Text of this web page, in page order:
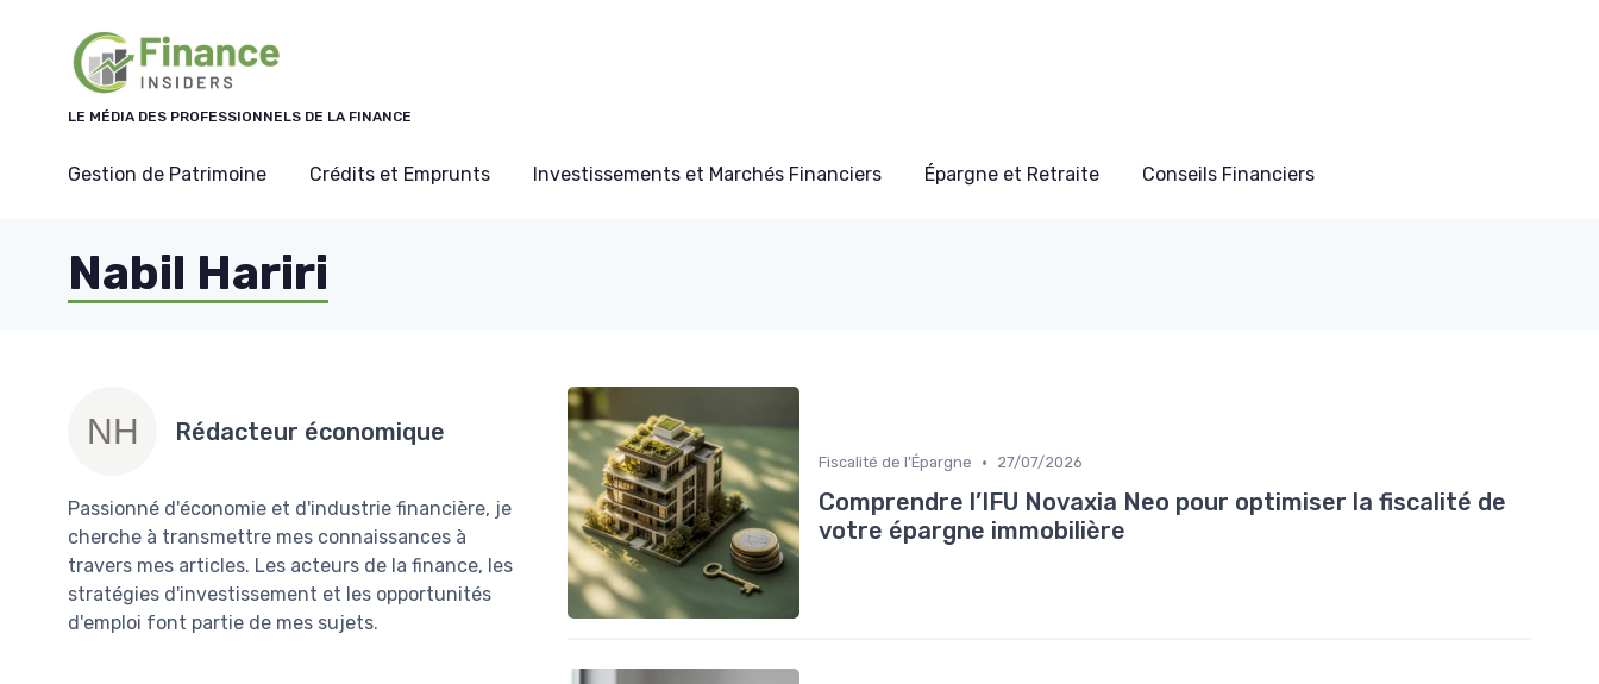
LE MÉDIA DES PROFESSIONNELS DE LA FINANCE
Gestion de Patrimoine Crédits et Emprunts Investissements et Marchés Financiers Épargne et Retraite Conseils Financiers
Nabil Hariri
Rédacteur économique
Passionné d'économie et d'industrie financière, je
cherche à transmettre mes connaissances à
travers mes articles. Les acteurs de la finance, les
stratégies d'investissement et les opportunités
d'emploi font partie de mes sujets.
Fiscalité de l'Épargne • 27/07/2026
Comprendre l’IFU Novaxia Neo pour optimiser la fiscalité de
votre épargne immobilière